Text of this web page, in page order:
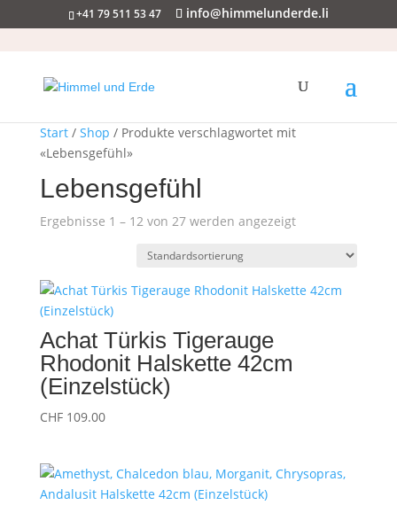
+41 79 511 53 47 info@himmelunderde.li
Start/ Shop / Produkte verschlagwortet mit
«Lebensgefühl»
Lebensgefühl
Ergebnisse 1 – 12 von 27 werden angezeigt
Achat Türkis Tigerauge
Rhodonit Halskette 42cm
(Einzelstück)
CHF109.00